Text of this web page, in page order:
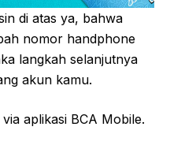
di atas ya, bahwa
nomor handphone
langkah selanjutnya
akun kamu.
aplikasi BCA Mobile.